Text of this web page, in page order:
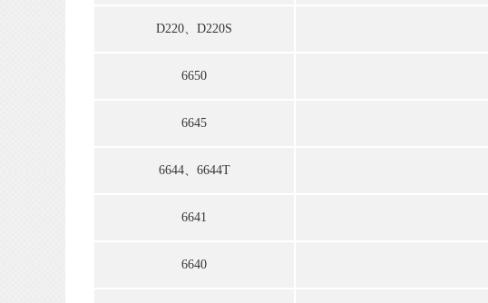
D220、D220S
6650
6645
6644、6644T
6641
6640